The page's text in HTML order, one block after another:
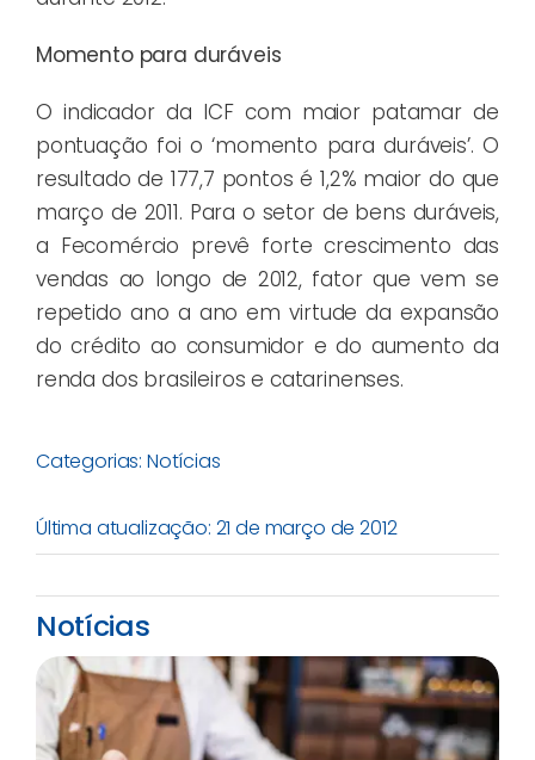
Momento para duráveis
O indicador da ICF com maior patamar de
pontuação foi o ‘momento para duráveis’. O
resultado de 177,7 pontos é 1,2% maior do que
março de 2011. Para o setor de bens duráveis,
a Fecomércio prevê forte crescimento das
vendas ao longo de 2012, fator que vem se
repetido ano a ano em virtude da expansão
do crédito ao consumidor e do aumento da
renda dos brasileiros e catarinenses.
Categorias: Notícias
Última atualização: 21 de março de 2012
Notícias